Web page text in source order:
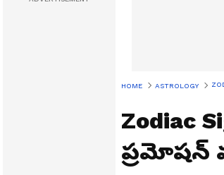
HOME ASTROLOGY
Zodiac
ప్రమోషన్